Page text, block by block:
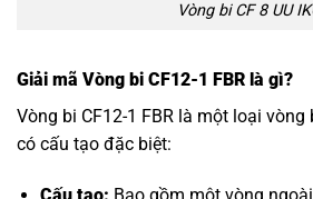
Vòng bi CF 8 UU
Giải mã Vòng bi CF12-1 FBR là gì?
Vòng bi CF12-1 FBR là một loại
có cấu tạo đặc biệt:
Cấu tạo: Bao gồm một vòng